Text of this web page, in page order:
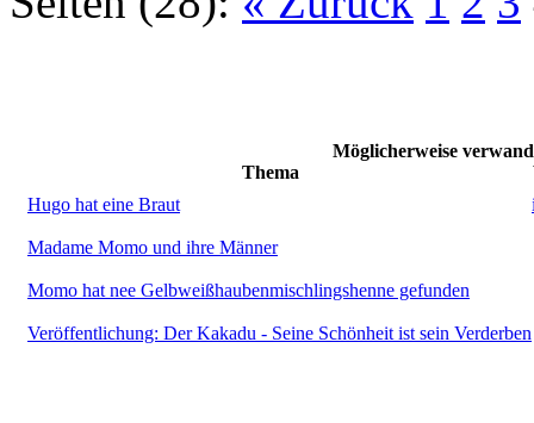
Möglicherweise
Thema
Hugo hat eine Braut
Madame Momo und ihre Männer
Momo hat nee Gelbweißhaubenmischlingshenne gefunden
Veröffentlichung: Der Kakadu - Seine Schönheit ist sein Verderben